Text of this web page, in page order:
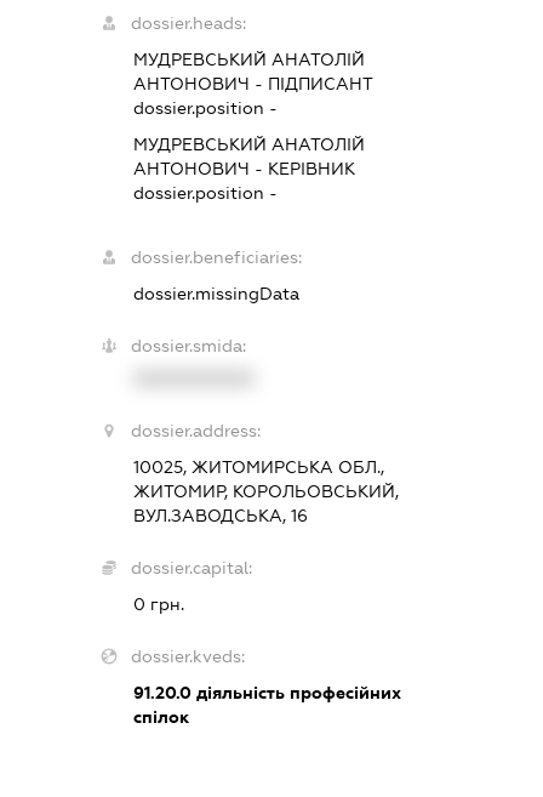
dossier.heads:
МУДРЕВСЬКИЙ АНАТОЛІЙ
АНТОНОВИЧ - ПІДПИСАНТ
dossier.position -
МУДРЕВСЬКИЙ АНАТОЛІЙ
АНТОНОВИЧ - КЕРІВНИК
dossier.position -
dossier.beneficiaries:
dossier.missingData
dossier.smida:
dossier.address:
10025, ЖИТОМИРСЬКА ОБЛ.,
ЖИТОМИР, КОРОЛЬОВСЬКИЙ,
ВУЛ.ЗАВОДСЬКА, 16
dossier.capital:
0 грн.
dossier.kveds:
91.20.0діяльність професійних
спілок